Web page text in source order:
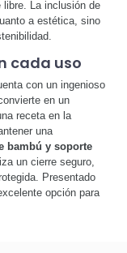
libre. La inclusión de
a estética, sino
cada uso
con un ingenioso
en un
receta en la
una
bambú y soporte
un cierre seguro,
Presentado
opción para